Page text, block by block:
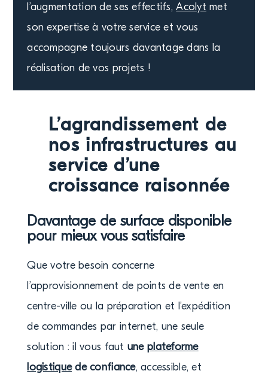
l’augmentation de ses effectifs,Acolyt met
son expertise à votre service et vous
accompagne toujours davantage dans la
réalisation de vos projets !
L’agrandissement de
nos infrastructures au
service d’une
croissance raisonnée
Davantage de surface disponible
pour mieux vous satisfaire
Que votre besoin concerne
l’approvisionnement de points de vente en
centre-ville ou la préparation et l’expédition
de commandes par internet, une seule
solution : il vous faut une plateforme
logistiquede confiance, accessible, et